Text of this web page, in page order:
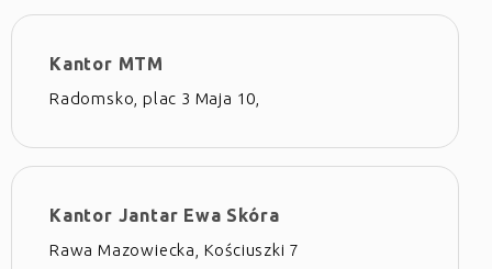
Kantor MTM
Radomsko, plac 3 Maja 10,
Kantor Jantar Ewa Skóra
Rawa Mazowiecka, Kościuszki 7